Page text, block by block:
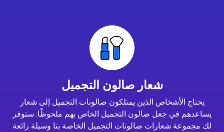
شعار صالون التجميل
يحتاج الأشخاص الذين يمتلكون صالونات التجميل إلى شعار
يساعدهم في جعل صالون التجميل الخاص بهم ملحوظًا. ستوفر
لك مجموعة شعارات صالونات التجميل الخاصة بنا وسيلة رائعة